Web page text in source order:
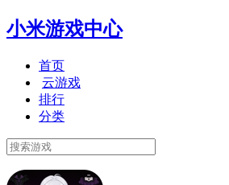
小米游戏中心
首页
云游戏
排行
分类